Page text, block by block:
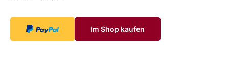
Im Shop kaufen